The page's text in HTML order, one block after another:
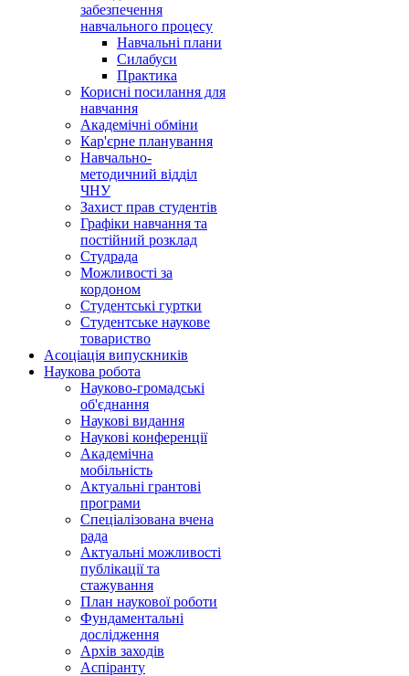
забезпечення
навчального процесу
Навчальні плани
Силабуси
Практика
Корисні посилання для
навчання
Академічні обміни
Кар'єрне планування
Навчально-
методичний відділ
ЧНУ
Захист прав студентів
Графіки навчання та
постійний розклад
Студрада
Можливості за
кордоном
Студентські гуртки
Студентське наукове
товариство
Асоціація випускників
Наукова робота
Науково-громадські
об'єднання
Наукові видання
Наукові конференції
Академічна
мобільність
Актуальні грантові
програми
Спеціалізована вчена
рада
Актуальні можливості
публікації та
стажування
План наукової роботи
Фундаментальні
дослідження
Архів заходів
Аспіранту